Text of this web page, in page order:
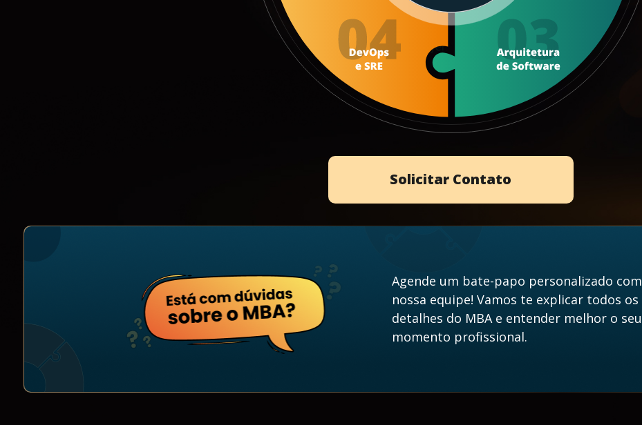
Solicitar Contato
Agende um bate-papo personalizado com
nossa equipe! Vamos te explicar todos os
detalhes do MBA e entender melhor o seu
momento profissional.